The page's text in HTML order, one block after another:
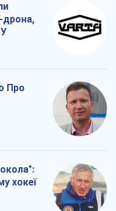
дрона,
Про
хокеї